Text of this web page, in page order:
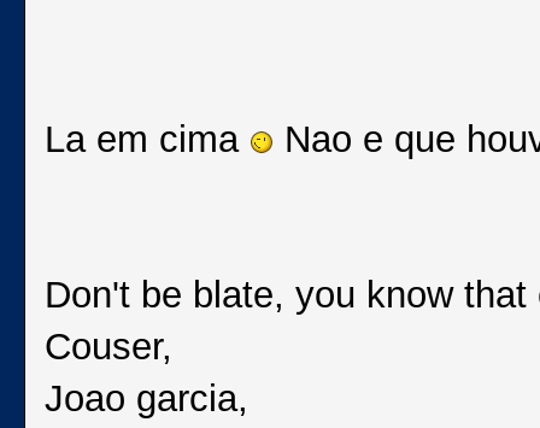
La em cima Nao e que
Don't be blate, you know
Couser,
Joao garcia,